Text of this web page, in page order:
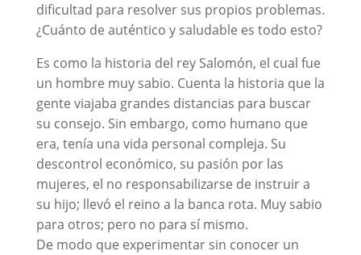
dificultad para resolver sus propios problemas.
¿Cuánto de auténtico y saludable es todo esto?
Es como la historia del rey Salomón, el cual fue
un hombre muy sabio. Cuenta la historia que la
gente viajaba grandes distancias para buscar
su consejo. Sin embargo, como humano que
era, tenía una vida personal compleja. Su
descontrol económico, su pasión por las
mujeres, el no responsabilizarse de instruir a
su hijo; llevó el reino a la banca rota. Muy sabio
para otros; pero no para sí mismo.
De modo que experimentar sin conocer un